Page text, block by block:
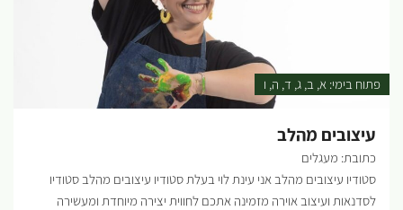
טבעות נישואין וכדומה. סדנאות חד פעמיות בעלות 380 ש"ח למשתתף,
שעות, כמות משתתפים 2-4 לסדנא. הסדנאות והקורסים בתיאום והזמנה
מראש בטלפון. [gallery columns="4"
ids="28384,28386,28388,28390,28392,28394,28396,28398,28400,28
פתוח בימי: א ב ג ד ה ו
עיצובים מהלב
כתובת: מעגלים
סטודיו עיצובים מהלב אני עינת לוי בעלת סטודיו עיצובים מהלב סטודיו
לסדנאות ועיצוב אוירה מזמינה אתכם לחווית יצירה מיוחדת ומעשירה